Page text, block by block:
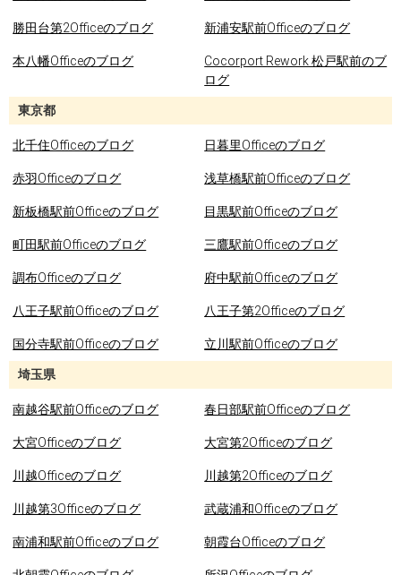
勝田台第2Officeのブログ 新浦安駅前Officeのブログ
本八幡Officeのブログ
Cocorport Rework 松戸駅前のブ
ログ
東京都
北千住Officeのブログ 日暮里Officeのブログ
赤羽Officeのブログ 浅草橋駅前Officeのブログ
新板橋駅前Officeのブログ 目黒駅前Officeのブログ
町田駅前Officeのブログ 三鷹駅前Officeのブログ
調布Officeのブログ 府中駅前Officeのブログ
八王子駅前Officeのブログ 八王子第2Officeのブログ
国分寺駅前Officeのブログ 立川駅前Officeのブログ
埼玉県
南越谷駅前Officeのブログ 春日部駅前Officeのブログ
大宮Officeのブログ 大宮第2Officeのブログ
川越Officeのブログ 川越第2Officeのブログ
川越第3Officeのブログ 武蔵浦和Officeのブログ
南浦和駅前Officeのブログ 朝霞台Officeのブログ